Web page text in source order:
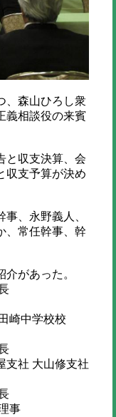
、森山ひろし衆
義相談役の来賓
と収支決算、会
収支予算が決め
、永野義人、
、常任幹事、幹
があった。
長
長
崎中学校校
長
支社 大山修支社
長
理事